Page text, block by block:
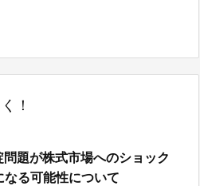
！
題が株式市場へのショック
なる可能性について